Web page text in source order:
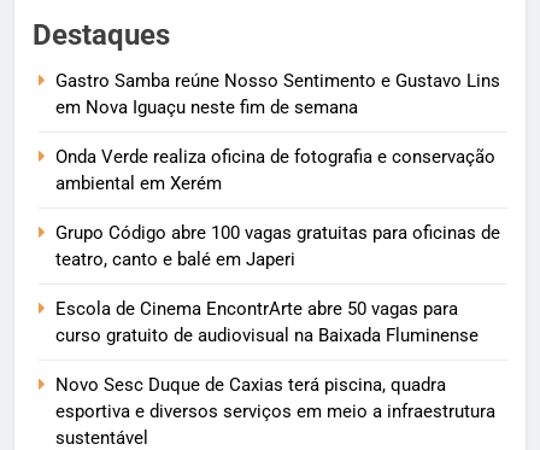
Destaques
Gastro Samba reúne Nosso Sentimento e Gustavo Lins
em Nova Iguaçu neste fim de semana
Onda Verde realiza oficina de fotografia e conservação
ambiental em Xerém
Grupo Código abre 100 vagas gratuitas para oficinas de
teatro, canto e balé em Japeri
Escola de Cinema EncontrArte abre 50 vagas para
curso gratuito de audiovisual na Baixada Fluminense
Novo Sesc Duque de Caxias terá piscina, quadra
esportiva e diversos serviços em meio a infraestrutura
sustentável